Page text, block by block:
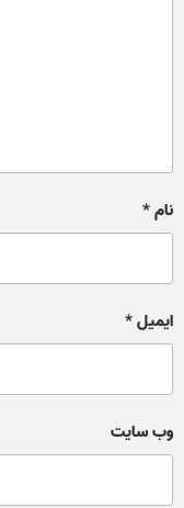
نام*
ایمیل*
وب‌ سایت